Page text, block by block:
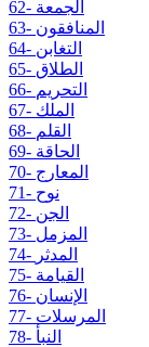
62- الجمعة
63- المنافقون
64- التغابن
65- الطلاق
66- التحريم
67- الملك
68- القلم
69- الحاقة
70- المعارج
71- نوح
72- الجن
73- المزمل
74- المدثر
75- القيامة
76- الإنسان
77- المرسلات
78- النبأ